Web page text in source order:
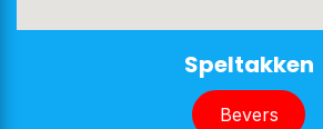
​​​​Speltakken
Bever​​s